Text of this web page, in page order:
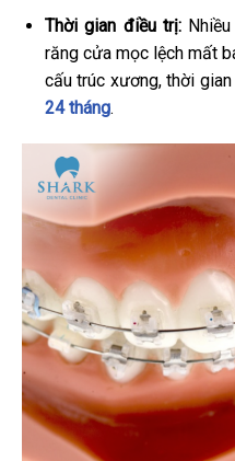
Thời gian điều trị:Nhiều
răng cửa mọc lệch mất
cấu trúc xương, thời
24 tháng.